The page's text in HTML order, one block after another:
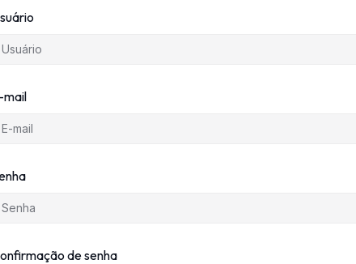
mail
de senha